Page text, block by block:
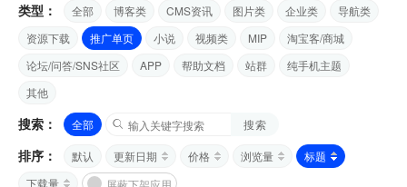
类型： 全部 博客类 CMS资讯 图片类 企业类
导航类
资源下载
推广单页 小说 视频类 MIP
淘宝客/商城
论坛/问答/SNS社区
APP 帮助文档 站群
纯手机主题
其他
搜索： 全部 搜索
排序： 默认 更新日期 价格 浏览量
标题
下载量